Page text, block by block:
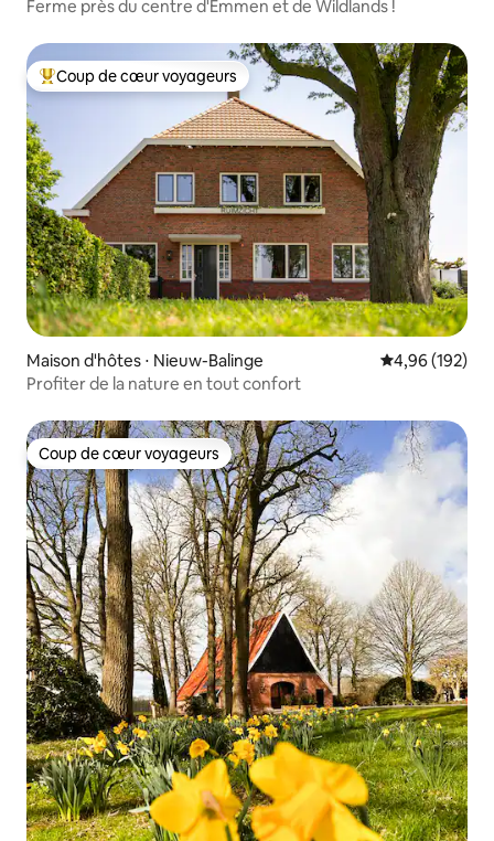
Ferme près du centre d'Emmen et de Wildlands !
Coups de cœur voyageurs les plus appréciés
Coup de cœur voyageurs
Maison d'hôtes ⋅ Nieuw-Balinge Évaluation
4,96 (192)
Profiter de la nature en tout confort
Coup de cœur voyageurs
Coup de cœur voyageurs